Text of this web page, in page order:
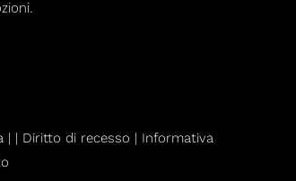
| | Diritto di recesso | Informativa